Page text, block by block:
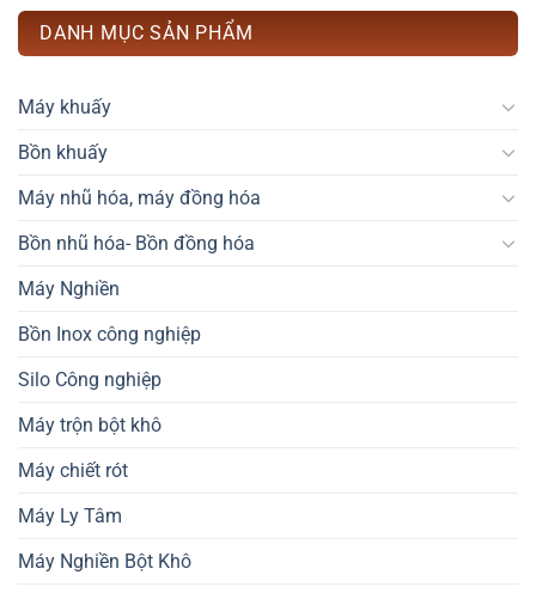
DANH MỤC SẢN PHẨM
Máy khuấy
Bồn khuấy
Máy nhũ hóa, máy đồng hóa
Bồn nhũ hóa- Bồn đồng hóa
Máy Nghiền
Bồn Inox công nghiệp
Silo Công nghiệp
Máy trộn bột khô
Máy chiết rót
Máy Ly Tâm
Máy Nghiền Bột Khô